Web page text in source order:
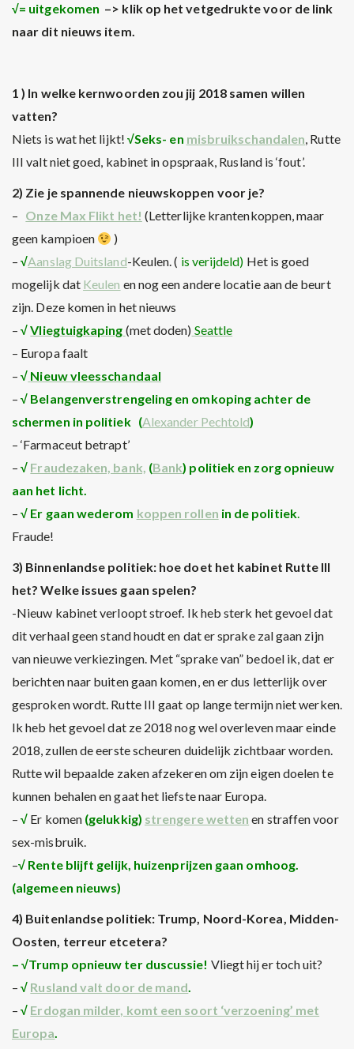
√= uitgekomen –> klik op het vetgedrukte voor de link
naar dit nieuws item.
1 ) In welke kernwoorden zou jij 2018 samen willen
vatten?
Niets is wat het lijkt! √Seks- en misbruikschandalen, Rutte
III valt niet goed, kabinet in opspraak, Rusland is ‘fout’.
2) Zie je spannende nieuwskoppen voor je?
– Onze Max Flikt het! (Letterlijke krantenkoppen, maar
geen kampioen
)
–√Aanslag Duitsland-Keulen. ( is verijdeld) Het is goed
mogelijk dat Keulen en nog een andere locatie aan de beurt
zijn. Deze komen in het nieuws
–√Vliegtuigkaping (met doden) Seattle
– Europa faalt
–√ Nieuw vleesschandaal
–√ Belangenverstrengeling en omkoping achter de
schermen in politiek (Alexander Pechtold)
– ‘Farmaceut betrapt’
–√ Fraudezaken, bank, (Bank) politiek en zorg opnieuw
aan het licht.
–√ Er gaan wederom koppen rollen in de politiek.
Fraude!
3) Binnenlandse politiek: hoe doet het kabinet Rutte III
het? Welke issues gaan spelen?
-Nieuw kabinet verloopt stroef. Ik heb sterk het gevoel dat
dit verhaal geen stand houdt en dat er sprake zal gaan zijn
van nieuwe verkiezingen. Met “sprake van” bedoel ik, dat er
berichten naar buiten gaan komen, en er dus letterlijk over
gesproken wordt. Rutte III gaat op lange termijn niet werken.
Ik heb het gevoel dat ze 2018 nog wel overleven maar einde
2018, zullen de eerste scheuren duidelijk zichtbaar worden.
Rutte wil bepaalde zaken afzekeren om zijn eigen doelen te
kunnen behalen en gaat het liefste naar Europa.
–√ Er komen (gelukkig) strengere wetten en straffen voor
sex-misbruik.
–√ Rente blijft gelijk, huizenprijzen gaan omhoog.
(algemeen nieuws)
4) Buitenlandse politiek: Trump, Noord-Korea, Midden-
Oosten, terreur etcetera?
– √Trump opnieuw ter duscussie! Vliegt hij er toch uit?
–√ Rusland valt door de mand.
–√ Erdogan milder, komt een soort ‘verzoening’ met
Europa.